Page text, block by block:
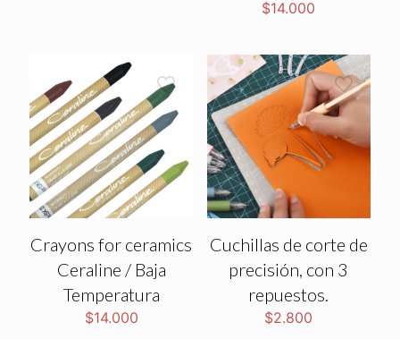
$14.000
Crayons for ceramics
Ceraline / Baja
Temperatura
$14.000
Cuchillas de corte de
precisión, con 3
repuestos.
$2.800